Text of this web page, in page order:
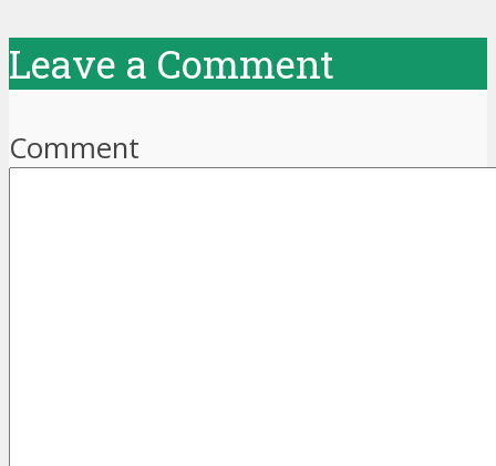
Leave a Comment
Comment